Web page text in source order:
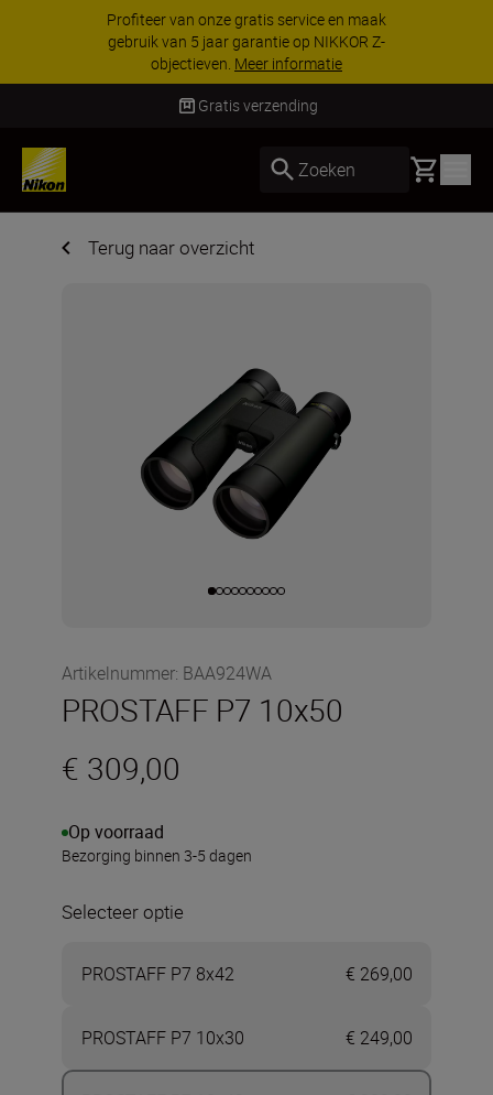
KORTING OP ACCESSOIRES | Bespaar 15% op
geselecteerde accessoires, maak je kit vandaag
nog compleetKoop nu
Gratis verzending
Zoeken Basket
Terug naar overzicht
Artikelnummer: BAA924WA
PROSTAFF P7 10x50
€ 309,00
Op voorraad
Bezorging binnen 3-5 dagen
Selecteer optie
PROSTAFF P7 8x42 € 269,00
PROSTAFF P7 10x30 € 249,00